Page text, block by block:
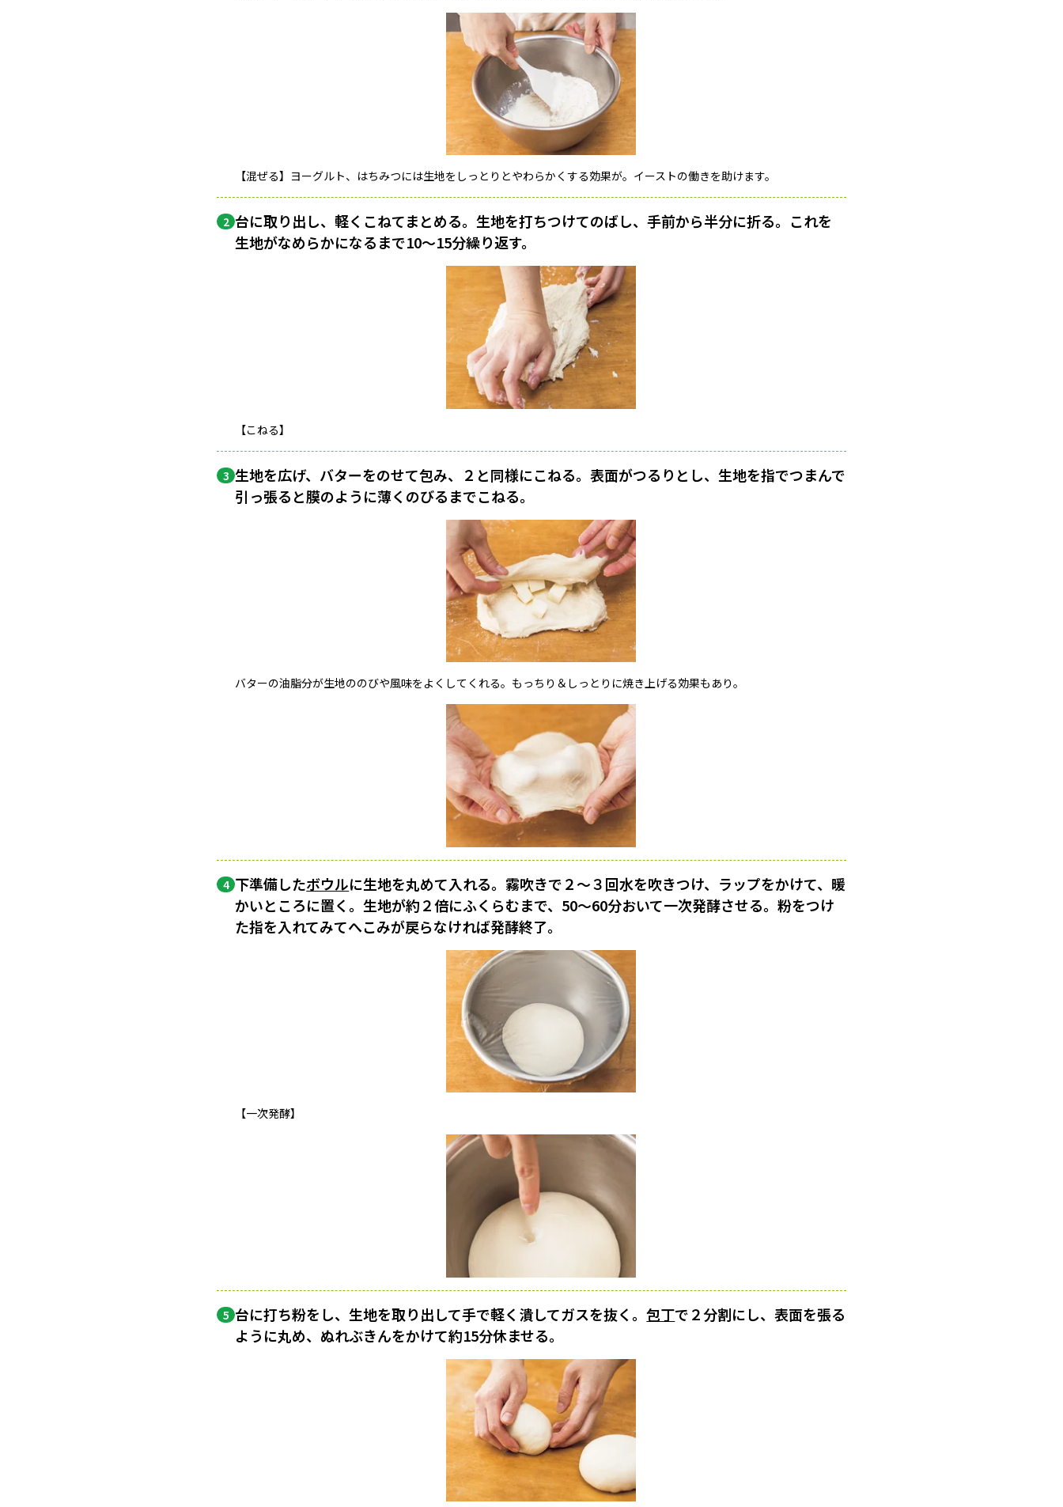
【混ぜる】ヨーグルト、はちみつには生地をしっとりとやわらかくする効果が。イーストの働きを助けます。
2 台に取り出し、軽くこねてまとめる。生地を打ちつけてのばし、手前から半分に折る。これを
生地がなめらかになるまで10〜15分繰り返す。
【こねる】
3 生地を広げ、バターをのせて包み、２と同様にこねる。表面がつるりとし、生地を指でつまんで
引っ張ると膜のように薄くのびるまでこねる。
バターの油脂分が生地ののびや風味をよくしてくれる。もっちり＆しっとりに焼き上げる効果もあり。
4 下準備したボウルに生地を丸めて入れる。霧吹きで２〜３回水を吹きつけ、ラップをかけて、暖
かいところに置く。生地が約２倍にふくらむまで、50〜60分おいて一次発酵させる。粉をつけ
た指を入れてみてへこみが戻らなければ発酵終了。
【一次発酵】
5 台に打ち粉をし、生地を取り出して手で軽く潰してガスを抜く。包丁で２分割にし、表面を張る
ように丸め、ぬれぶきんをかけて約15分休ませる。